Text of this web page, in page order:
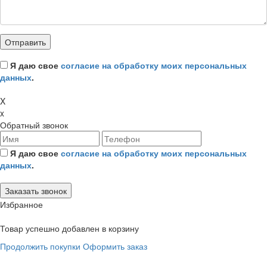
Я даю свое согласие на обработку моих персональных
данных.
X
x
Обратный звонок
Я даю свое согласие на обработку моих персональных
данных.
Избранное
Товар успешно добавлен в корзину
Продолжить покупки Оформить заказ